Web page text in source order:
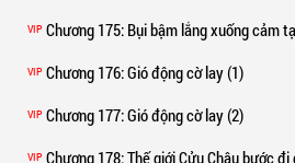
VIP Chương 175: Bụi bậm lắng xuống cảm
VIP Chương 176: Gió động cờ lay (1)
VIP Chương 177: Gió động cờ lay (2)
VIP Chương 178: Thế giới Cửu Châu bước đi